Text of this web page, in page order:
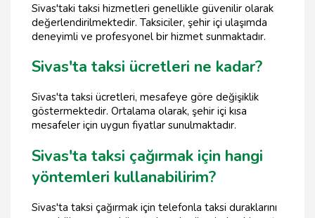
Sivas'taki taksi hizmetleri genellikle güvenilir olarak
değerlendirilmektedir. Taksiciler, şehir içi ulaşımda
deneyimli ve profesyonel bir hizmet sunmaktadır.
Sivas'ta taksi ücretleri ne kadar?
Sivas'ta taksi ücretleri, mesafeye göre değişiklik
göstermektedir. Ortalama olarak, şehir içi kısa
mesafeler için uygun fiyatlar sunulmaktadır.
Sivas'ta taksi çağırmak için hangi
yöntemleri kullanabilirim?
Sivas'ta taksi çağırmak için telefonla taksi duraklarını